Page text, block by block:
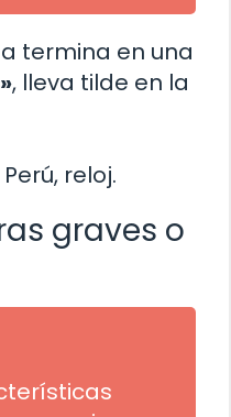
termina en una
, lleva tilde en la
reloj.
graves o